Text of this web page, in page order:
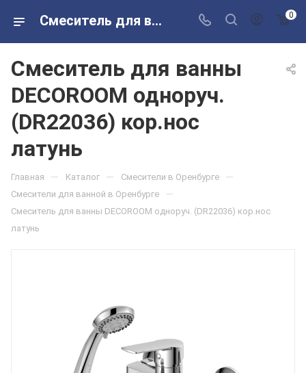
Смеситель для ванны DECOROOM одноруч. (DR22036) кор.нос латунь в розничных магазинах Сантехторг 0
Смеситель для ванны
DECOROOM одноруч.
(DR22036) кор.нос
латунь
Главная — Каталог — Смесители в Оренбурге —
Смесители для ванной в Оренбурге —
Смеситель для ванны DECOROOM одноруч. (DR22036) кор.нос
латунь